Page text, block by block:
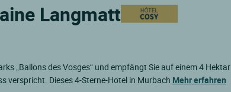
Langmatt
„Ballons des Vosges“ und empfängt Sie auf einem 4 Hektar
verspricht. Dieses 4-Sterne-Hotel in Murbach Mehr erfahren